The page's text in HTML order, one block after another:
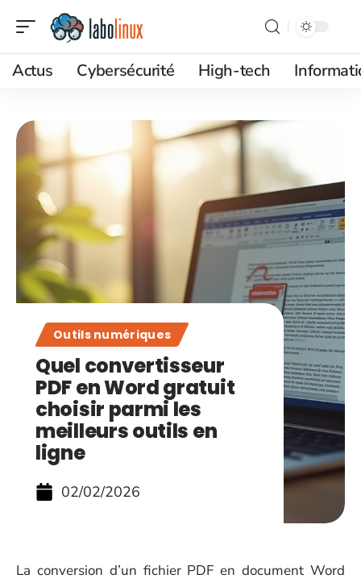
Actus Cybersécurité High-tech
Outils numériques
Quel convertisseur
PDF en Word gratuit
choisir parmi les
meilleurs outils en
ligne
02/02/2026
La conversion d’un fichier PDF en document Word